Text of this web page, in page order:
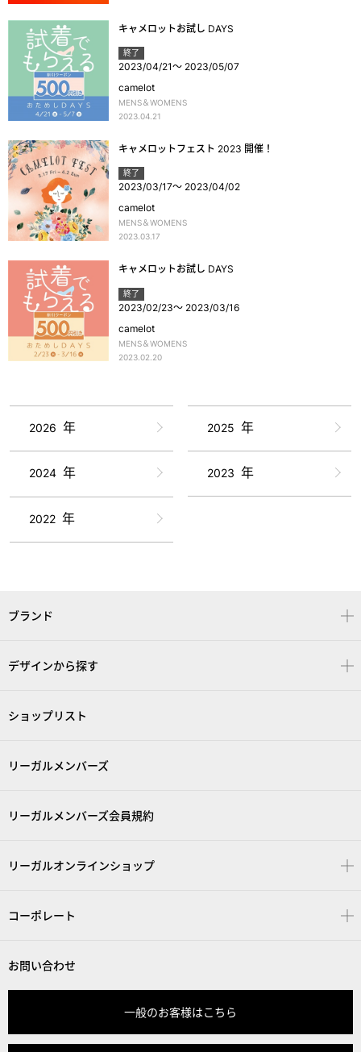
キャメロットお試し DAYS
終了
2023/04/21～ 2023/05/07
camelot
MENS＆WOMENS
2023.04.21
キャメロットフェスト 2023 開催！
終了
2023/03/17～ 2023/04/02
camelot
MENS＆WOMENS
2023.03.17
キャメロットお試し DAYS
終了
2023/02/23～ 2023/03/16
camelot
MENS＆WOMENS
2023.02.20
2026 年 2025 年
2024 年 2023 年
2022 年
ブランド
デザインから探す
ショップリスト
リーガルメンバーズ
リーガルメンバーズ会員規約
リーガルオンラインショップ
コーポレート
お問い合わせ
一般のお客様はこちら